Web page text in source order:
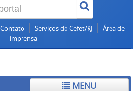
Contato Serviços do Cefet/RJ
Área de
imprensa
MENU